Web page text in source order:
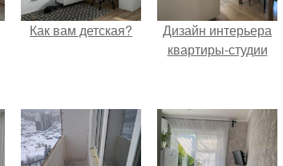
Как вам детская?
Дизайн интерьера
квартиры-студии